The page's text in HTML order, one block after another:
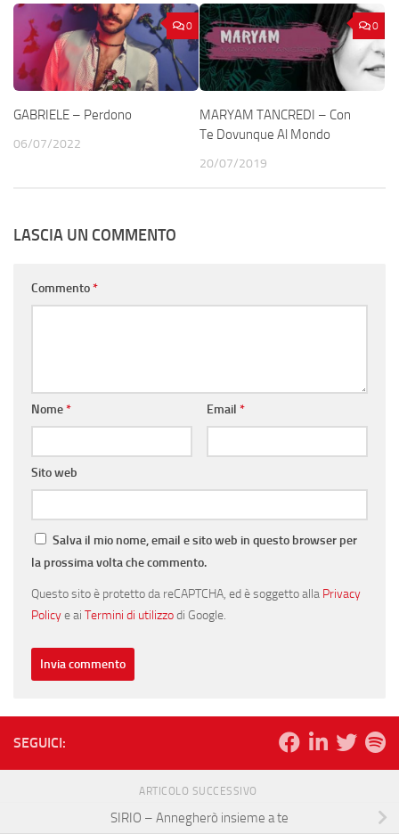
0
GABRIELE – Perdono
06/07/2022
0
MARYAM TANCREDI – Con
Te Dovunque Al Mondo
20/07/2019
LASCIA UN COMMENTO
Commento*
Nome* Email *
Sito web
Salva il mio nome, email e sito web in questo browser per
la prossima volta che commento.
Questo sito è protetto da reCAPTCHA, ed è soggetto alla Privacy
Policye ai Termini di utilizzodi Google.
SEGUICI:
ARTICOLO SUCCESSIVO
SIRIO – Annegherò insieme a te